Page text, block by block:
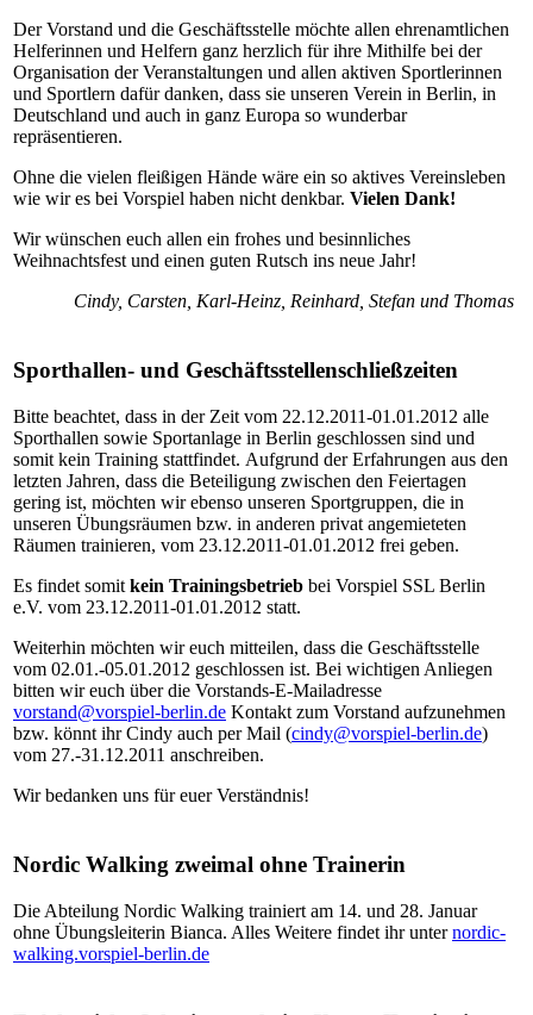
Der Vorstand und die Geschäftsstelle möchte allen ehrenamtlichen
Helferinnen und Helfern ganz herzlich für ihre Mithilfe bei der
Organisation der Veranstaltungen und allen aktiven Sportlerinnen
und Sportlern dafür danken, dass sie unseren Verein in Berlin, in
Deutschland und auch in ganz Europa so wunderbar
repräsentieren.
Ohne die vielen fleißigen Hände wäre ein so aktives Vereinsleben
wie wir es bei Vorspiel haben nicht denkbar. Vielen Dank!
Wir wünschen euch allen ein frohes und besinnliches
Weihnachtsfest und einen guten Rutsch ins neue Jahr!
Cindy, Carsten, Karl-Heinz, Reinhard, Stefan und Thomas
Sporthallen- und Geschäftsstellenschließzeiten
Bitte beachtet, dass in der Zeit vom 22.12.2011-01.01.2012 alle
Sporthallen sowie Sportanlage in Berlin geschlossen sind und
somit kein Training stattfindet. Aufgrund der Erfahrungen aus den
letzten Jahren, dass die Beteiligung zwischen den Feiertagen
gering ist, möchten wir ebenso unseren Sportgruppen, die in
unseren Übungsräumen bzw. in anderen privat angemieteten
Räumen trainieren, vom 23.12.2011-01.01.2012 frei geben.
Es findet somit kein Trainingsbetrieb bei Vorspiel SSL Berlin
e.V. vom 23.12.2011-01.01.2012 statt.
Weiterhin möchten wir euch mitteilen, dass die Geschäftsstelle
vom 02.01.-05.01.2012 geschlossen ist. Bei wichtigen Anliegen
bitten wir euch über die Vorstands-E-Mailadresse
vorstand@vorspiel-berlin.de Kontakt zum Vorstand aufzunehmen
bzw. könnt ihr Cindy auch per Mail (cindy@vorspiel-berlin.de)
vom 27.-31.12.2011 anschreiben.
Wir bedanken uns für euer Verständnis!
Nordic Walking zweimal ohne Trainerin
Die Abteilung Nordic Walking trainiert am 14. und 28. Januar
ohne Übungsleiterin Bianca. Alles Weitere findet ihr unternordic-
walking.vorspiel-berlin.de